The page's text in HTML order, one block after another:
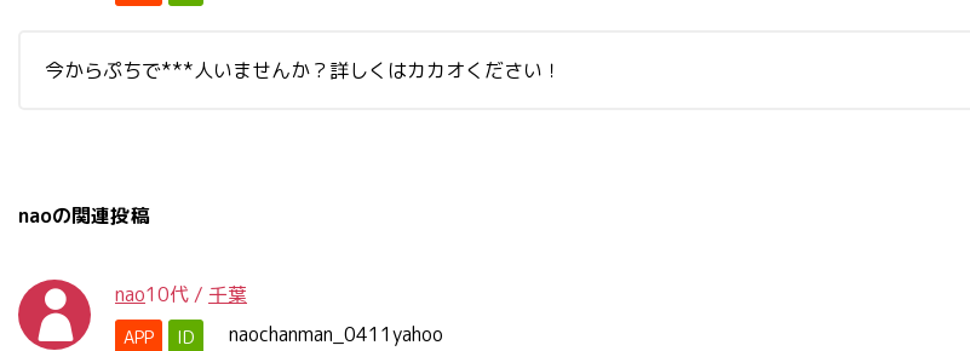
今からぷちで***人いませんか？詳しくはカカオください！
naoの関連投稿
nao10代 / 千葉
APP ID naochanman_0411yahoo